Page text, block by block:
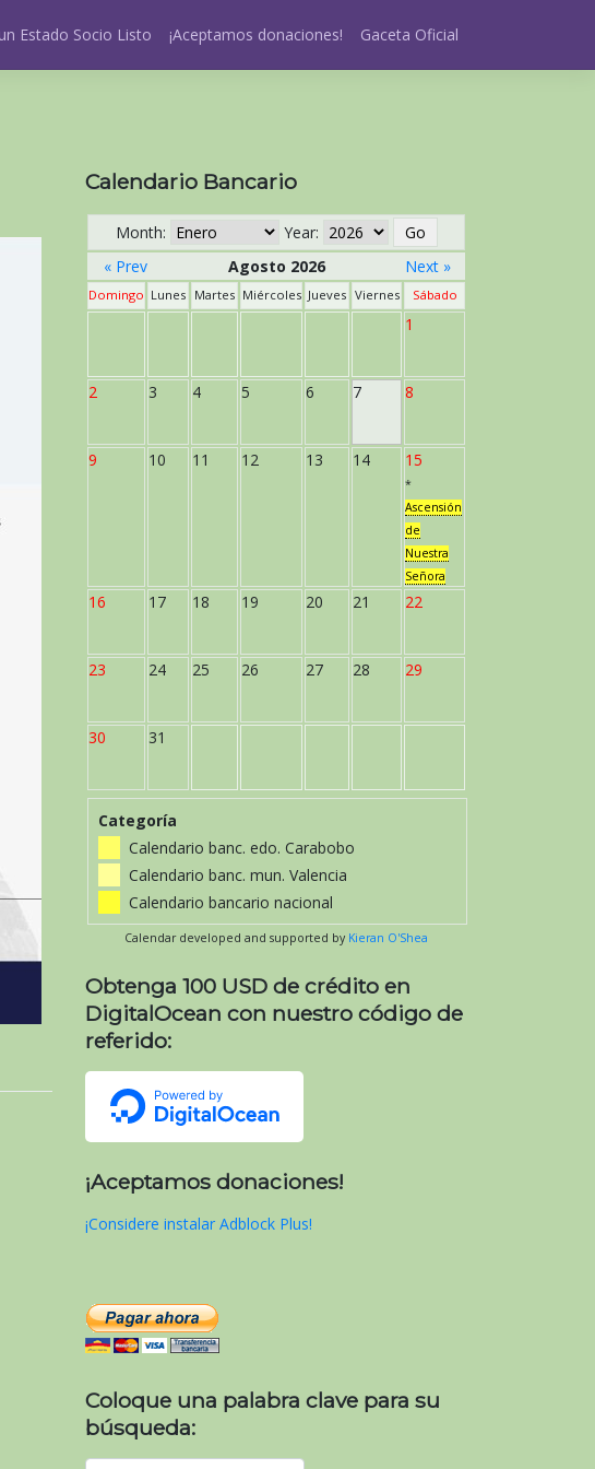
Estado Socio Listo ¡Aceptamos donaciones! Gaceta Oficial
Calendario Bancario
Month:
Year:
« Prev
Agosto 2026 Next »
Domingo Lunes Martes Miércoles Jueves Viernes Sábado
1
2 3 4 5 6 7 8
9 10 11 12 13 14 15
*
Ascensión
de
Nuestra
Señora
16 17 18 19 20 21 22
23 24 25 26 27 28 29
30 31
Categoría
Calendario banc. edo. Carabobo
Calendario banc. mun. Valencia
Calendario bancario nacional
Calendar developed and supported by Kieran O'Shea
Obtenga 100 USD de crédito en
DigitalOcean con nuestro código de
referido:
¡Aceptamos donaciones!
¡Considere instalar Adblock Plus!
Coloque una palabra clave para su
búsqueda: